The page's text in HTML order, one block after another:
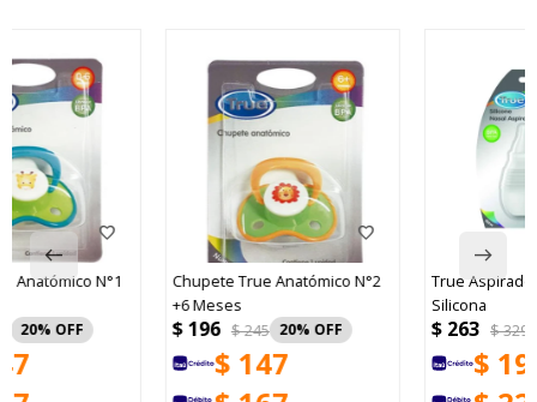
Chupete True Anatómico N°2
$ 196
True Aspirador Nasal True
$ 263